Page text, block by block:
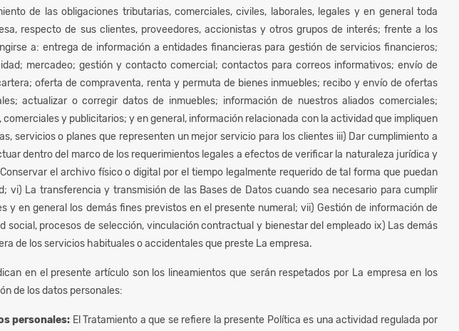
de las obligaciones tributarias, comerciales, civiles, laborales, legales y en general toda
respecto de sus clientes, proveedores, accionistas y otros grupos de interés; frente a los
a: entrega de información a entidades financieras para gestión de servicios financieros;
mercadeo; gestión y contacto comercial; contactos para correos informativos; envío de
oferta de compraventa, renta y permuta de bienes inmuebles; recibo y envío de ofertas
actualizar o corregir datos de inmuebles; información de nuestros aliados comerciales;
y publicitarios; y en general, información relacionada con la actividad que impliquen
servicios o planes que representen un mejor servicio para los clientes iii) Dar cumplimiento a
dentro del marco de los requerimientos legales a efectos de verificar la naturaleza jurídica y
el archivo físico o digital por el tiempo legalmente requerido de tal forma que puedan
vi) La transferencia y transmisión de las Bases de Datos cuando sea necesario para cumplir
y en general los demás fines previstos en el presente numeral; vii) Gestión de información de
social, procesos de selección, vinculación contractual y bienestar del empleado ix) Las demás
de los servicios habituales o accidentales que preste La empresa.
en el presente artículo son los lineamientos que serán respetados por La empresa en los
de los datos personales:
personales: El Tratamiento a que se refiere la presente Política es una actividad regulada por